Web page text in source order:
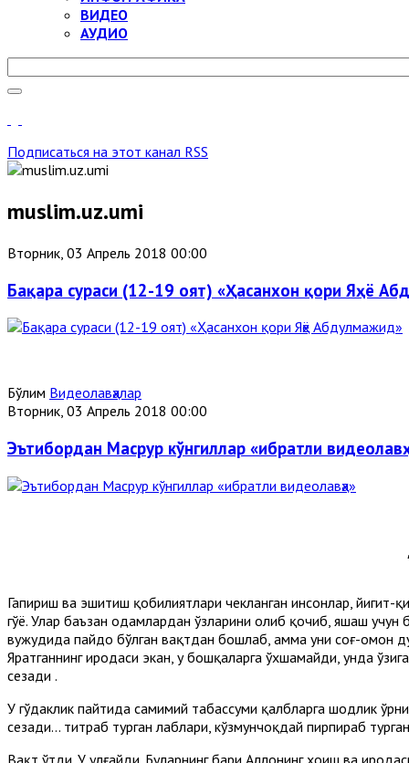
ВИДЕО
АУДИО
Подписаться на этот канал RSS
muslim.uz.umi
Вторник, 03 Апрель 2018 00:00
Бақара сураси (12-19 оят) «Ҳасанхон қори Яҳё
Бўлим Видеолавҳалар
Вторник, 03 Апрель 2018 00:00
Эътибордан Масрур кўнгиллар «ибратли
Гапириш ва эшитиш қобилиятлари чекланган инсонлар, йигит-
гўё. Улар баъзан одамлардан ўзларини олиб қочиб, яшаш учун
вужудида пайдо бўлган вақтдан бошлаб, ҳамма уни соғ-омон
Яратганнинг иродаси экан, у бошқаларга ўхшамайди, унда
сезади .
У гўдаклик пайтида самимий табассуми қалбларга шодлик
сезади... титраб турган лаблари, кўзмунчоқдай пирпираб
Вақт ўтди. У улғайди. Буларнинг бари Аллоҳнинг хоҳиш ва